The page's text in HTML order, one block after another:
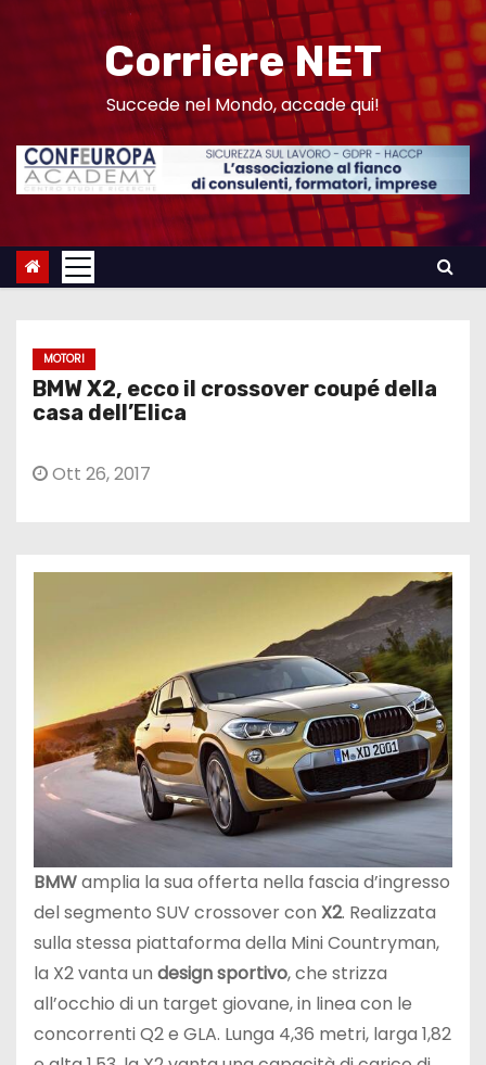
n
Corriere NET
Succede nel Mondo, accade qui!
MOTORI
BMW X2, ecco il crossover coupé della
casa dell’Elica
Ott 26, 2017
BMWamplia la sua offerta nella fascia d’ingresso
del segmento SUV crossover con X2. Realizzata
sulla stessa piattaforma della Mini Countryman,
la X2 vanta un design sportivo, che strizza
all’occhio di un target giovane, in linea con le
concorrenti Q2 e GLA. Lunga 4,36 metri, larga 1,82